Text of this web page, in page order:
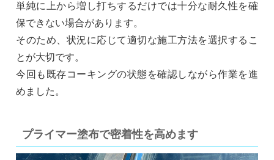
単純に上から増し打ちするだけでは十分な耐久性を確
保できない場合があります。
そのため、状況に応じて適切な施工方法を選択するこ
とが大切です。
今回も既存コーキングの状態を確認しながら作業を進
めました。
プライマー塗布で密着性を高めます